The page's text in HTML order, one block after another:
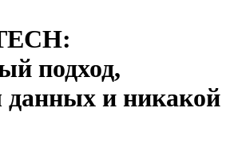
подход,
данных и никакой